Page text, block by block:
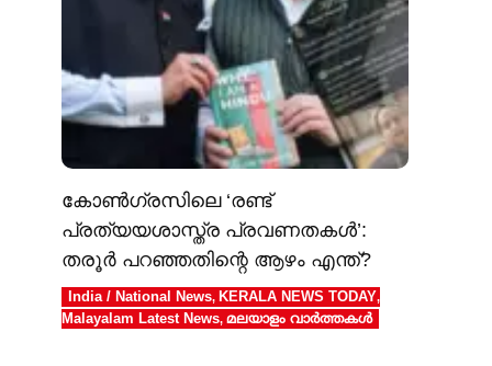
കോൺഗ്രസിലെ ‘രണ്ട്
പ്രത്യയശാസ്ത്ര പ്രവണതകൾ’:
തരൂർ പറഞ്ഞതിന്റെ ആഴം എന്ത്?
India / National News, KERALA NEWS TODAY,
Malayalam Latest News,മലയാളം വാർത്തകൾ